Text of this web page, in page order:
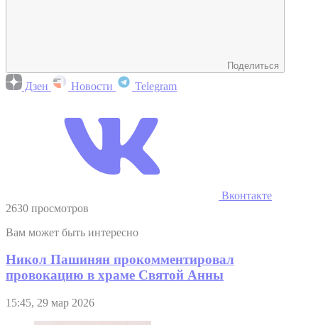
Поделиться
Дзен Новости Telegram
Вконтакте
2630 просмотров
Вам может быть интересно
Никол Пашинян прокомментировал
провокацию в храме Святой Анны
15:45, 29 мар 2026